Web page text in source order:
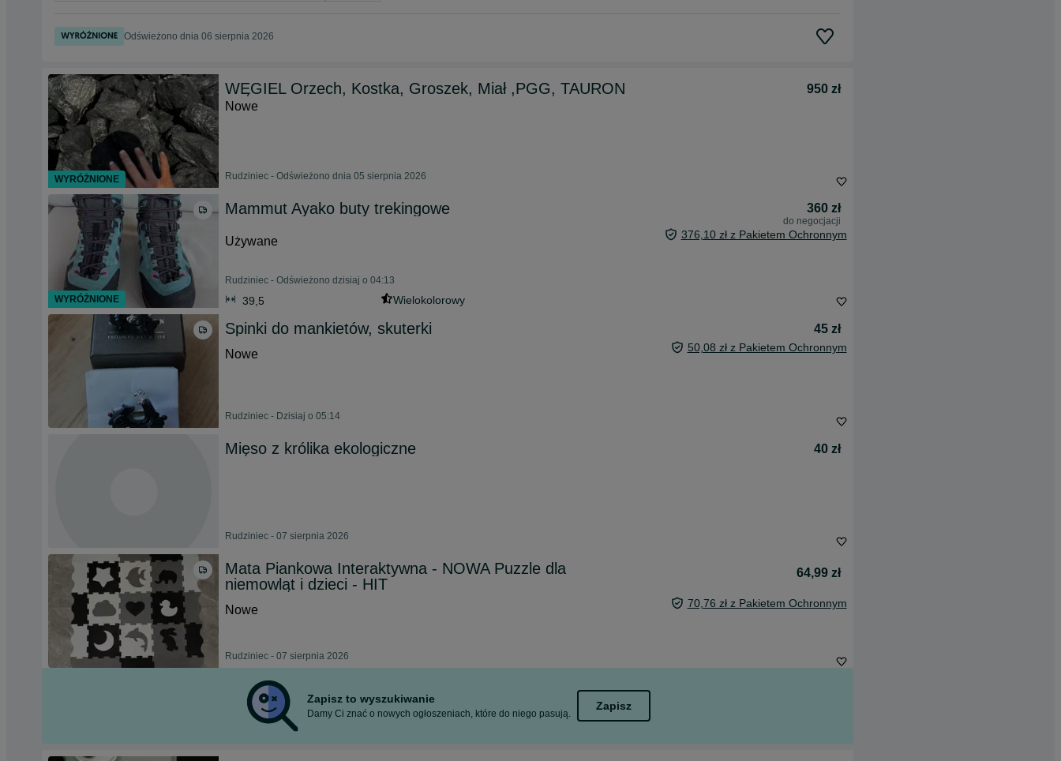
Odświeżono dnia 06 sierpnia 2026
WĘGIEL Orzech, Kostka, Groszek, Miał ,PGG, TAURON
950 zł
Nowe
Rudziniec - Odświeżono dnia 05 sierpnia 2026
Mammut Ayako buty trekingowe 360 zł
do negocjacji
Używane 376,10 zł z Pakietem Ochronnym
Rudziniec - Odświeżono dzisiaj o 04:13
39,5 Wielokolorowy
Spinki do mankietów, skuterki
45 zł
Nowe
50,08 zł z Pakietem Ochronnym
Rudziniec - Dzisiaj o 05:14
Mięso z królika ekologiczne 40 zł
Rudziniec - 07 sierpnia 2026
Mata Piankowa Interaktywna - NOWA Puzzle dla
niemowląt i dzieci - HIT
64,99 zł
Nowe 70,76 zł z Pakietem Ochronnym
Rudziniec - 07 sierpnia 2026
Zapisz to wyszukiwanie
Damy Ci znać o nowych ogłoszeniach, które do niego pasują.
Zapisz
WYRÓŻNIONE
WYRÓŻNIONE